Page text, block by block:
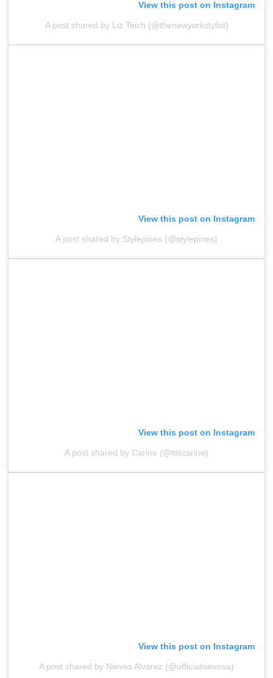
View this post on Instagram
A post shared by Liz Teich (@thenewyorkstylist)
View this post on Instagram
A post shared by Stylepines (@stylepines)
View this post on Instagram
A post shared by Carine (@itiscarine)
View this post on Instagram
A post shared by Nieves Alvarez (@officialnievesa)